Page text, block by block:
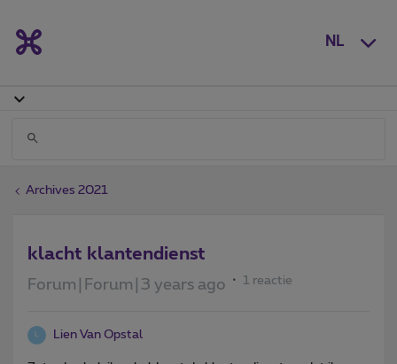
NL
Archives 2021
klacht klantendienst
Forum|Forum|3 years ago 1 reactie
L Lien Van Opstal